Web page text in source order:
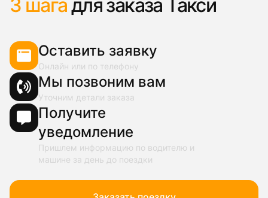
3 шагадля заказа Такси
Оставить заявку
Онлайн или по телефону
Мы позвоним вам
Уточним детали заказа
Получите
уведомление
Пришлем информацию по водителю и
машине за день до поездки